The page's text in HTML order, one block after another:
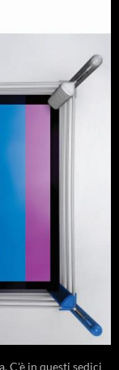
C'è in questi sedici